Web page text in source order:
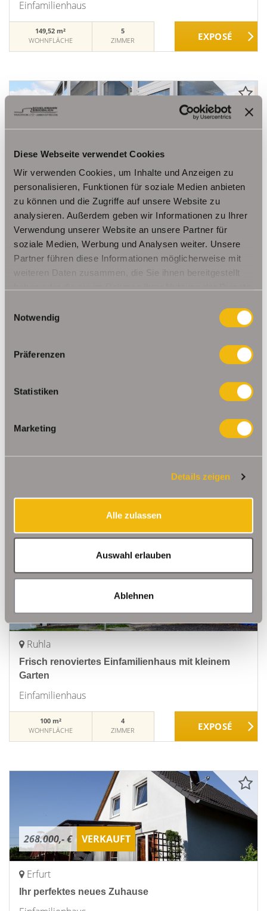
Diese Webseite verwendet Cookies
Wir verwenden Cookies, um Inhalte und Anzeigen zu
personalisieren, Funktionen für soziale Medien anbieten
zu können und die Zugriffe auf unsere Website zu
analysieren. Außerdem geben wir Informationen zu Ihrer
Verwendung unserer Website an unsere Partner für
soziale Medien, Werbung und Analysen weiter. Unsere
Partner führen diese Informationen möglicherweise mit
weiteren Daten zusammen, die Sie ihnen bereitgestellt
Notwendig
Präferenzen
Statistiken
Marketing
Details zeigen
Alle zulassen
Auswahl erlauben
Ablehnen
Einfamilienhaus
149,52 m²
WOHNFLÄCHE
5
ZIMMER
300,- € VERMIETET
Ichtershausen
Helles Ladenlokal in gut frequentiertem kleinen
Einkaufszentrum
Ladenlokal
87,56 m²
FLÄCHE
2
RÄUME
Sonnige 3- Raumwohnung in der
WOHNFLÄCHE
ZIMMER
Ruhla
Frisch renoviertes Einfamilienhaus mit kleinem
Garten
Einfamilienhaus
100 m²
WOHNFLÄCHE
4
ZIMMER
268.000,- € VERKAUFT
Erfurt
Ihr perfektes neues Zuhause